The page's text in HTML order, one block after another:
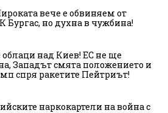
вече е обвиняем от
Бургас, но духна в чужбина!
облаци над Киев! ЕС не ще
Западът смята положението и
спря ракетите Пейтриът!
наркокартели на война с